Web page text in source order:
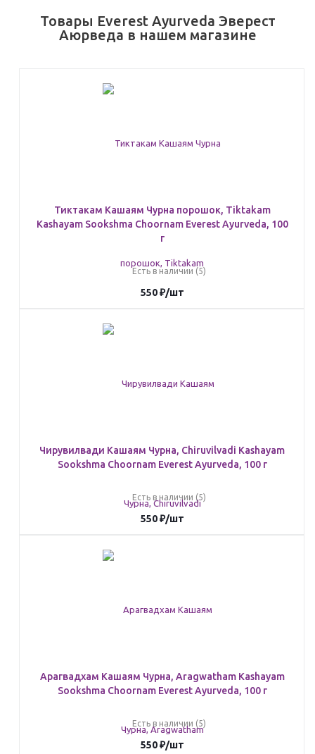
Товары Everest Ayurveda Эверест
Аюрведа в нашем магазине
Тиктакам Кашаям Чурна порошок, Tiktakam
Kashayam Sookshma Choornam Everest Ayurveda, 100
г
Есть в наличии (5)
550₽/шт
Чирувилвади Кашаям Чурна, Chiruvilvadi Kashayam
Sookshma Choornam Everest Ayurveda, 100 г
Есть в наличии (5)
550₽/шт
Арагвадхам Кашаям Чурна, Aragwatham Kashayam
Sookshma Choornam Everest Ayurveda, 100 г
Есть в наличии (5)
550₽/шт